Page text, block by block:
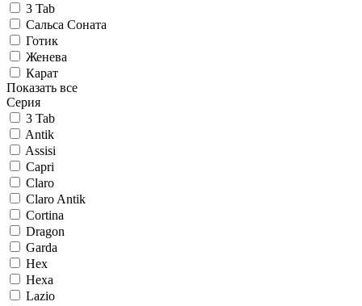
3 Tab
Сальса Соната
Готик
Женева
Карат
Показать все
Серия
3 Tab
Antik
Assisi
Capri
Claro
Claro Antik
Cortina
Dragon
Garda
Hex
Hexa
Lazio